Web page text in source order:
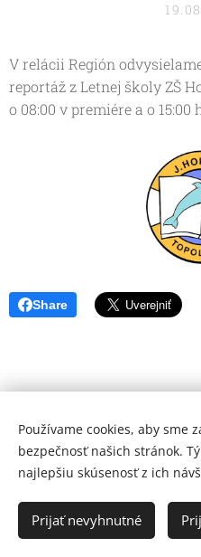
V relácii Región
reportáž z Letnej školy ZŠ
o 08:00 v premiére a o 15:00
Share
© 2026 Mediálna a kultúrna
Ochrana
Používame cookies, aby sme
bezpečnosť našich stránok.
najlepšiu skúsenosť z ich
Prijať nevyhnutné